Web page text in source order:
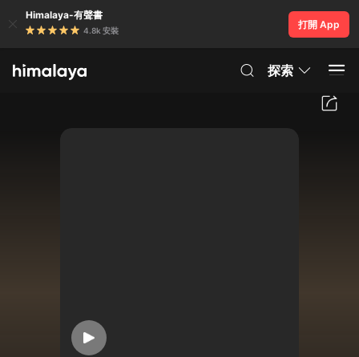
Himalaya-有聲書
4.8k 安裝
打開 App
探索